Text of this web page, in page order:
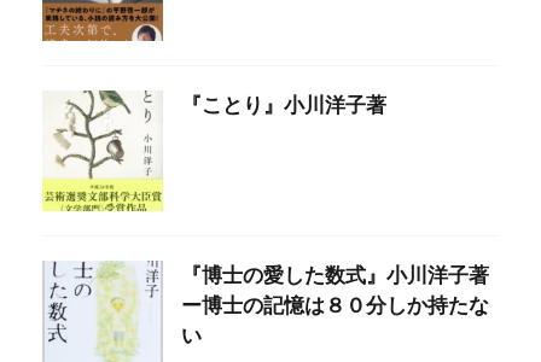
『ことり』小川洋子著
『博士の愛した数式』小川洋子著
ー博士の記憶は８０分しか持たな
い